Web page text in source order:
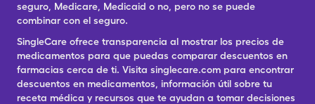
seguro, Medicare, Medicaid o no, pero no se puede
combinar con el seguro.
SingleCare ofrece transparencia al mostrar los precios de
medicamentos para que puedas comparar descuentos en
farmacias cerca de ti. Visita singlecare.com para encontrar
descuentos en medicamentos, información útil sobre tu
receta médica y recursos que te ayudan a tomar decisiones